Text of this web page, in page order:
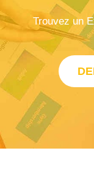
Trouvez un